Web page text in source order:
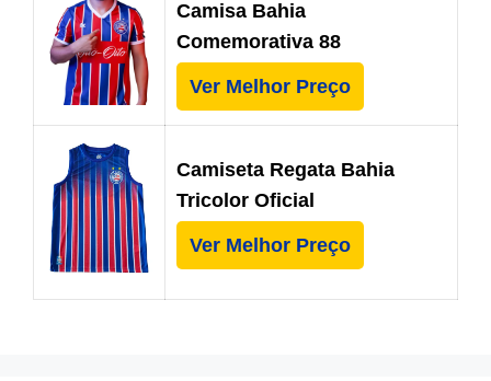
Camisa Bahia
Comemorativa 88
Ver Melhor Preço
Camiseta Regata Bahia
Tricolor Oficial
Ver Melhor Preço